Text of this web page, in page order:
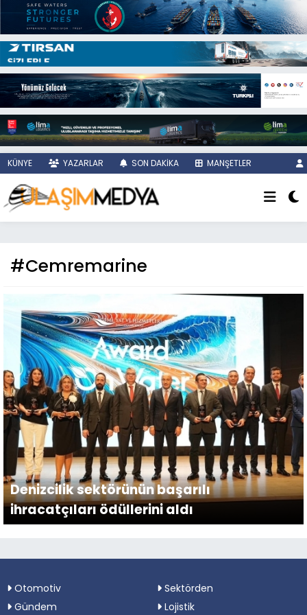
KÜNYE YAZARLAR SON DAKİKA MANŞETLER
#Cemremarine
Denizcilik sektörünün başarılı
ihracatçıları ödüllerini aldı
Otomotiv
Sektörden
Gündem
Lojistik